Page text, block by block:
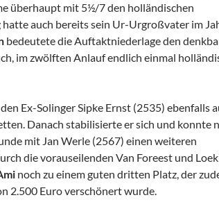
überhaupt mit 5½/7 den holländischen
auch bereits sein Ur-Urgroßvater im
bedeutete die Auftaktniederlage den
im zwölften Anlauf endlich einmal
Ex-Solinger Sipke Ernst (2535) ebenfalls
Danach stabilisierte er sich und konnte
mit Jan Werle (2567) einen weiteren
die vorauseilenden Van Foreest und
noch zu einem guten dritten Platz, der
2.500 Euro verschönert wurde.